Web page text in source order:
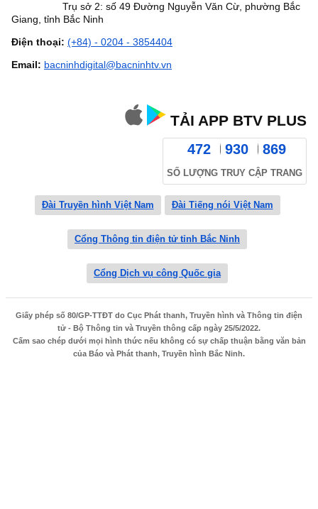
Trụ sở 2: số 49 Đường Nguyễn Văn Cừ, phường Bắc
Giang, tỉnh Bắc Ninh
Điện thoại: (+84) - 0204 - 3854404
Email: bacninhdigital@bacninhtv.vn
TẢI APP BTV PLUS
472 930 869
SỐ LƯỢNG TRUY CẬP TRANG
Đài Truyền hình Việt Nam Đài Tiếng nói Việt Nam
Cổng Thông tin điện tử tỉnh Bắc Ninh
Cổng Dịch vụ công Quốc gia
Giấy phép số 80/GP-TTĐT do Cục Phát thanh, Truyền hình và Thông tin điện
tử - Bộ Thông tin và Truyền thông cấp ngày 25/5/2022.
Cấm sao chép dưới mọi hình thức nếu không có sự chấp thuận bằng văn bản
của Báo và Phát thanh, Truyền hình Bắc Ninh.